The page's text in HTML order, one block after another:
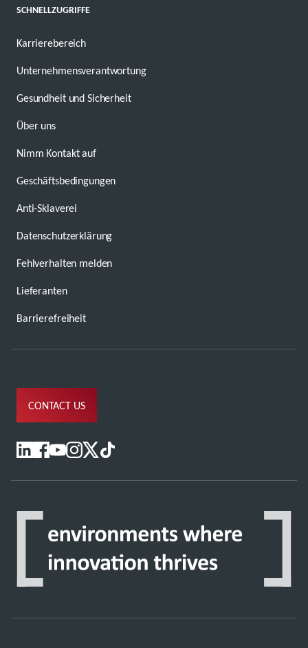
SCHNELLZUGRIFFE
Karrierebereich
Unternehmensverantwortung
Gesundheit und Sicherheit
Über uns
Nimm Kontakt auf
Geschäftsbedingungen
Anti-Sklaverei
Datenschutzerklärung
Fehlverhalten melden
Lieferanten
Barrierefreiheit
CONTACT US